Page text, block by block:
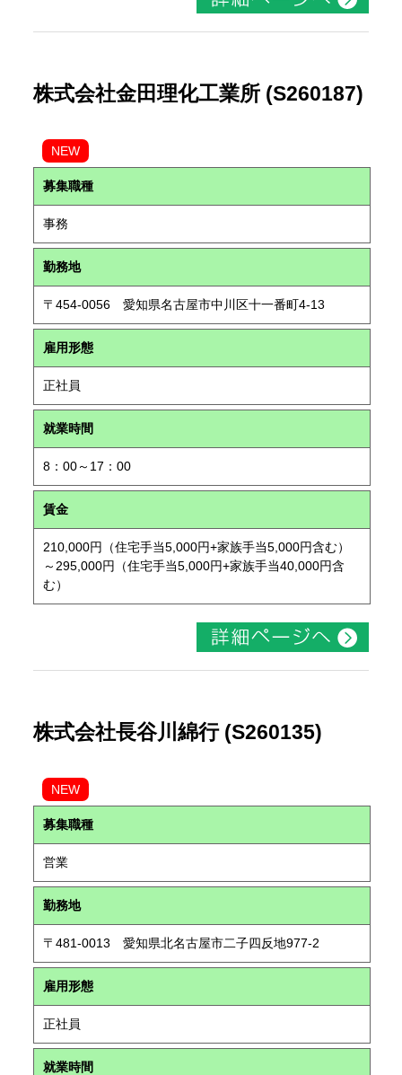
株式会社金田理化工業所 (S260187)
NEW
募集職種
事務
勤務地
〒454-0056 愛知県名古屋市中川区十一番町4-13
雇用形態
正社員
就業時間
8：00～17：00
賃金
210,000円（住宅手当5,000円+家族手当5,000円含む）
～295,000円（住宅手当5,000円+家族手当40,000円含
む）
株式会社長谷川綿行 (S260135)
NEW
募集職種
営業
勤務地
〒481-0013 愛知県北名古屋市二子四反地977-2
雇用形態
正社員
就業時間